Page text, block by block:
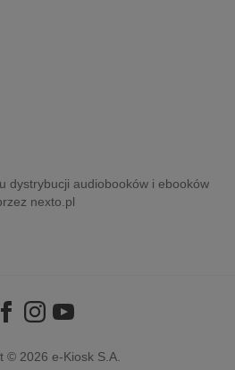
informacyjne
dystrybucji audiobooków i ebooków
nexto.pl
© 2026 e-Kiosk S.A.